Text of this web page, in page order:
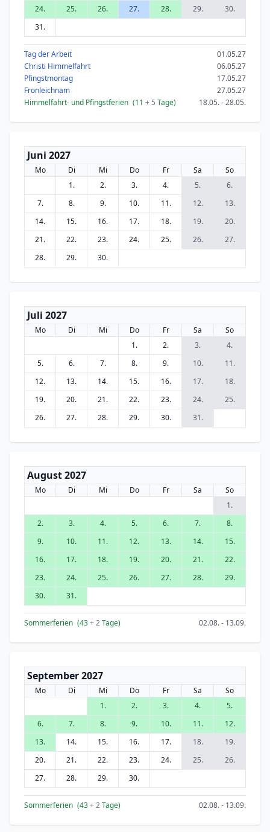
24. 25. 26. 27. 28. 29.
30.
31.
Tag der Arbeit
01.05.27
Christi Himmelfahrt
06.05.27
Pfingstmontag
17.05.27
Fronleichnam
27.05.27
Himmelfahrt- und Pfingstferien (11 + 5 Tage) 18.05. - 28.05.
Juni 2027
Mo Di Mi Do Fr Sa
So
1.
2. 3. 4. 5.
6.
7.
8. 9. 10. 11. 12.
13.
14.
15. 16. 17. 18. 19.
20.
21.
22. 23. 24. 25. 26.
27.
28.
29. 30.
Juli 2027
Mo Di Mi Do Fr Sa
So
1.
2. 3.
4.
5.
6. 7. 8. 9. 10.
11.
12.
13. 14. 15. 16. 17.
18.
19.
20. 21. 22. 23. 24.
25.
26.
27. 28. 29. 30. 31.
August 2027
Mo Di Mi Do Fr Sa
So
1.
2.
3. 4. 5. 6. 7.
8.
9.
10. 11. 12. 13. 14.
15.
16.
17. 18. 19. 20. 21.
22.
23.
24. 25. 26. 27. 28.
29.
30.
31.
Sommerferien (43+ 2Tage) 02.08. - 13.09.
September 2027
Mo Di Mi Do Fr Sa
So
1.
2. 3. 4.
5.
6.
7. 8. 9. 10. 11.
12.
13.
14. 15. 16. 17. 18.
19.
20.
21. 22. 23. 24. 25.
26.
27.
28. 29. 30.
Sommerferien (43+ 2Tage) 02.08. - 13.09.